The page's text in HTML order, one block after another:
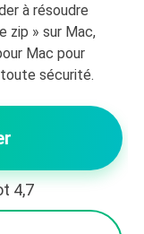
à résoudre
zip » sur Mac,
Mac pour
sécurité.
4,7